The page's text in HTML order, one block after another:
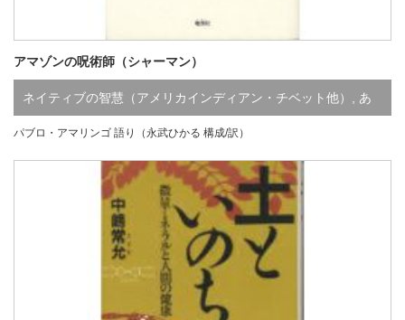
アマゾンの呪術師（シャーマン）
ネイティブの智慧（アメリカインディアン・チベット他） , あ
行,あ行,は行,既刊
パブロ・アマリンゴ 語り（永武ひかる 構成/訳）